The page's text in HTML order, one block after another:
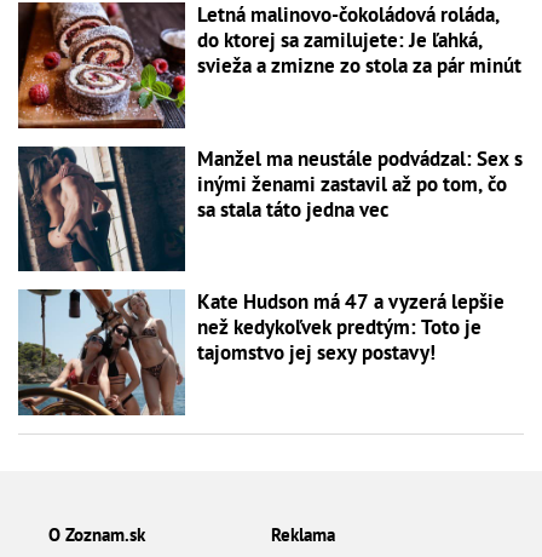
Letná malinovo-čokoládová roláda,
do ktorej sa zamilujete: Je ľahká,
svieža a zmizne zo stola za pár minút
Manžel ma neustále podvádzal: Sex s
inými ženami zastavil až po tom, čo
sa stala táto jedna vec
Kate Hudson má 47 a vyzerá lepšie
než kedykoľvek predtým: Toto je
tajomstvo jej sexy postavy!
O Zoznam.sk Reklama